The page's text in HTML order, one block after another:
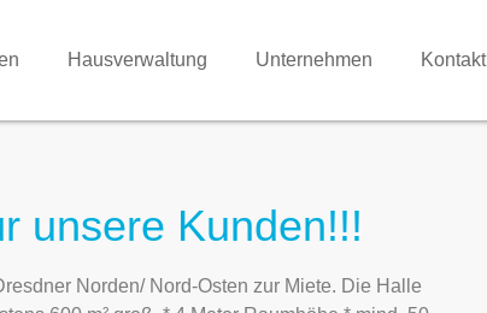
Hausverwaltung Unternehmen Kontakt
unsere Kunden!!!
Norden/ Nord-Osten zur Miete. Die Halle